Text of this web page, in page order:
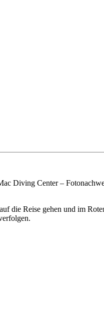
Diving Center –
die Reise gehen und im